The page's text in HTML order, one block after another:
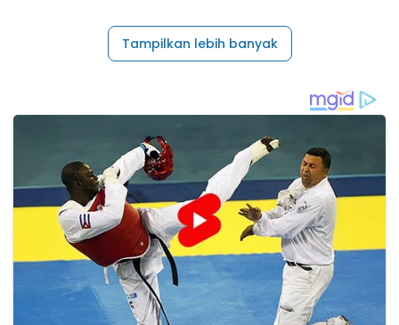
Tampilkan lebih banyak